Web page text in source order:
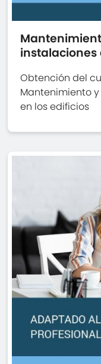
instalaciones
Obtención del
Mantenimiento
en los edificios